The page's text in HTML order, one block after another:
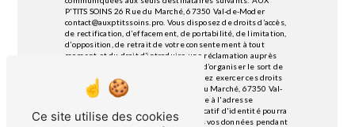
P'TITS SOINS 26 Rue du Marché, 67350 Val-de-Moder
contact@auxptitssoins.pro. Vous disposez de droits d’accès,
de rectification, d’effacement, de portabilité, de limitation,
d’opposition, de retrait de votre consentement à tout
moment et du droit d’introduire une réclamation auprès
d’une autorité de contrôle, ainsi que d’organiser le sort de
vos données post-mortem. Vous pouvez exercer ces droits
par voie postale à l'adresse 26 Rue du Marché, 67350 Val-
de-Moder ou par courrier électronique à l'adresse
contact@auxptitssoins.pro. Un justificatif d'identité pourra
vous être demandé. Nous conservons vos données pendant
Ce site utilise des cookies